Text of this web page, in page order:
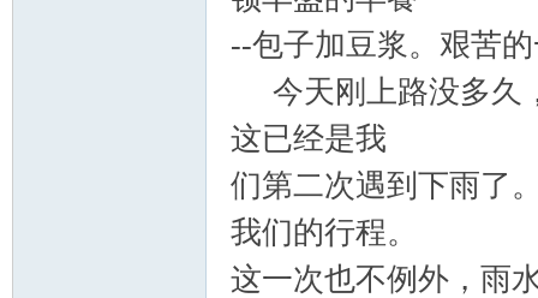
--包子加豆浆。艰苦
今天刚上路没多久
这已经是我
们第二次遇到下雨了
我们的行程。
这一次也不例外，雨